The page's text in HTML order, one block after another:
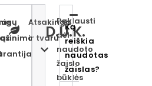
Atsakinga
ir tvaru
Paklausti
dėl
naudoto
žaislo
būklės
D.U.K.
Ką
reiškia
naudotas
žaislas?